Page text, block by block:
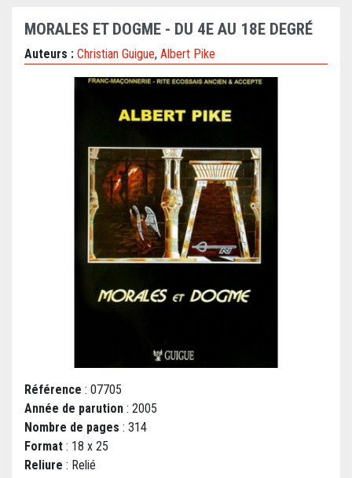
MORALES ET DOGME - DU 4E AU 18E DEGRÉ
Auteurs : Christian Guigue, Albert Pike
Référence : 07705
Année de parution : 2005
Nombre de pages : 314
Format : 18 x 25
Reliure : Relié